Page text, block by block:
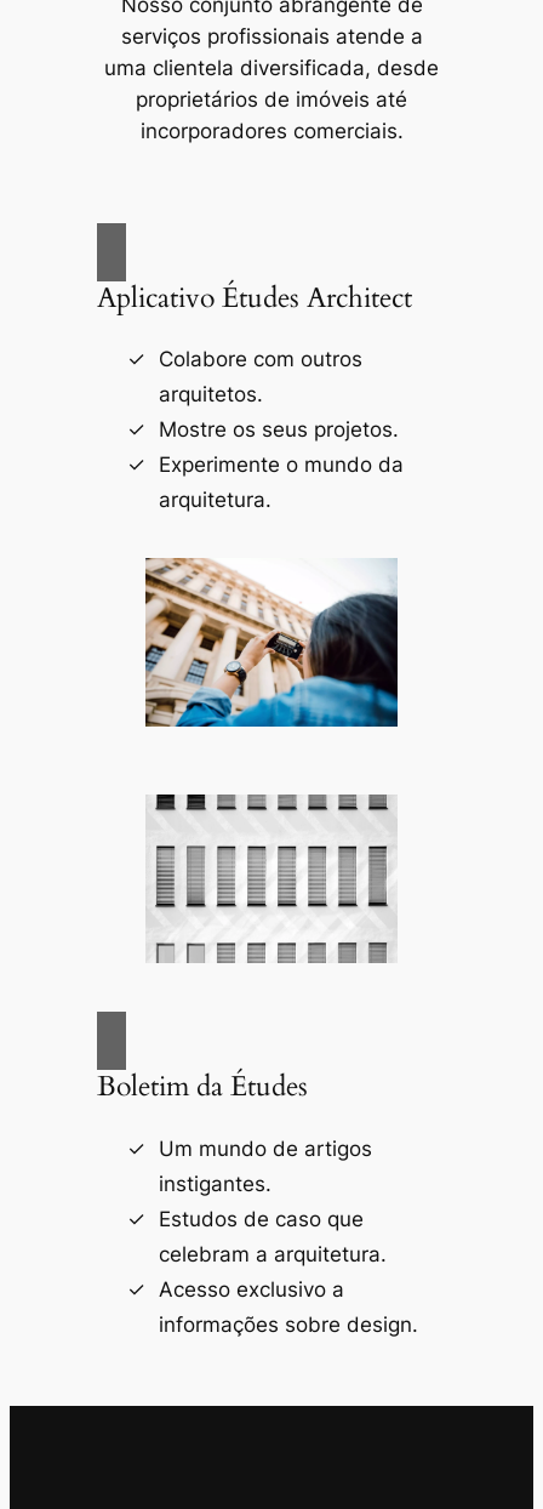
Nosso conjunto abrangente de
serviços profissionais atende a
uma clientela diversificada, desde
proprietários de imóveis até
incorporadores comerciais.
Aplicativo Études Architect
Colabore com outros
arquitetos.
Mostre os seus projetos.
Experimente o mundo da
arquitetura.
Boletim da Études
Um mundo de artigos
instigantes.
Estudos de caso que
celebram a arquitetura.
Acesso exclusivo a
informações sobre design.